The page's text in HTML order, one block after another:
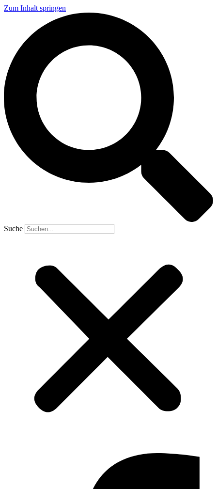
Zum Inhalt springen
Suche